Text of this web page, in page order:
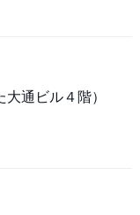
通ビル４階）